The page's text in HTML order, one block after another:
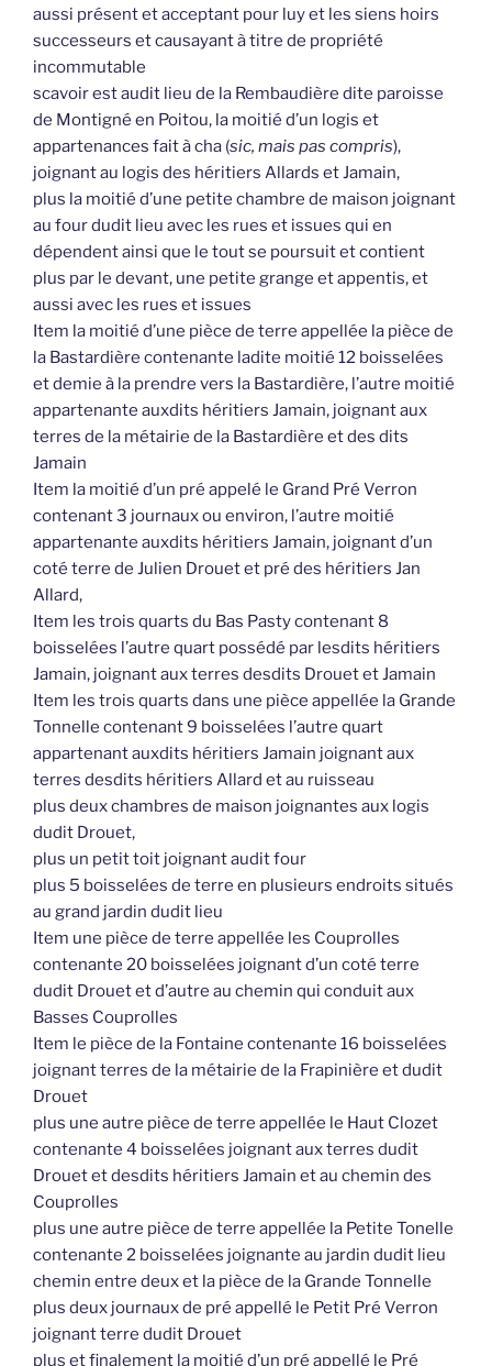
aussi présent et acceptant pour luy et les siens hoirs
successeurs et causayant à titre de propriété
incommutable
scavoir est audit lieu de la Rembaudière dite paroisse
de Montigné en Poitou, la moitié d’un logis et
appartenances fait à cha (sic, mais pas compris),
joignant au logis des héritiers Allards et Jamain,
plus la moitié d’une petite chambre de maison joignant
au four dudit lieu avec les rues et issues qui en
dépendent ainsi que le tout se poursuit et contient
plus par le devant, une petite grange et appentis, et
aussi avec les rues et issues
Item la moitié d’une pièce de terre appellée la pièce de
la Bastardière contenante ladite moitié 12 boisselées
et demie à la prendre vers la Bastardière, l’autre moitié
appartenante auxdits héritiers Jamain, joignant aux
terres de la métairie de la Bastardière et des dits
Jamain
Item la moitié d’un pré appelé le Grand Pré Verron
contenant 3 journaux ou environ, l’autre moitié
appartenante auxdits héritiers Jamain, joignant d’un
coté terre de Julien Drouet et pré des héritiers Jan
Allard,
Item les trois quarts du Bas Pasty contenant 8
boisselées l’autre quart possédé par lesdits héritiers
Jamain, joignant aux terres desdits Drouet et Jamain
Item les trois quarts dans une pièce appellée la Grande
Tonnelle contenant 9 boisselées l’autre quart
appartenant auxdits héritiers Jamain joignant aux
terres desdits héritiers Allard et au ruisseau
plus deux chambres de maison joignantes aux logis
dudit Drouet,
plus un petit toit joignant audit four
plus 5 boisselées de terre en plusieurs endroits situés
au grand jardin dudit lieu
Item une pièce de terre appellée les Couprolles
contenante 20 boisselées joignant d’un coté terre
dudit Drouet et d’autre au chemin qui conduit aux
Basses Couprolles
Item le pièce de la Fontaine contenante 16 boisselées
joignant terres de la métairie de la Frapinière et dudit
Drouet
plus une autre pièce de terre appellée le Haut Clozet
contenante 4 boisselées joignant aux terres dudit
Drouet et desdits héritiers Jamain et au chemin des
Couprolles
plus une autre pièce de terre appellée la Petite Tonelle
contenante 2 boisselées joignante au jardin dudit lieu
chemin entre deux et la pièce de la Grande Tonnelle
plus deux journaux de pré appellé le Petit Pré Verron
joignant terre dudit Drouet
plus et finalement la moitié d’un pré appellé le Pré